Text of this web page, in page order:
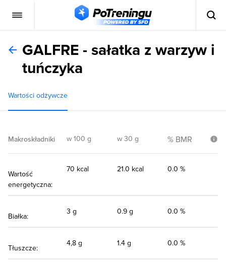
GALFRE - sałatka z warzyw i
tuńczyka
Wartości odżywcze
Makroskładniki w 100 g w 30 g % BMR
Wartość
energetyczna:
70 kcal 21.0 kcal 0.0 %
Białka:
3 g 0.9 g 0.0 %
Tłuszcze:
4,8 g 1.4 g 0.0 %